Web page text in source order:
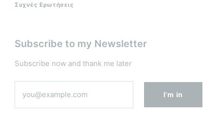
Συχνές Ερωτήσεις
Subscribe to my Newsletter
Subscribe now and thank me later